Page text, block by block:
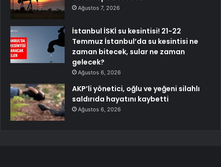
Ağustos 7, 2026
İstanbul İSKİ su kesintisi! 21-22
Temmuz İstanbul’da su kesintisi ne
zaman bitecek, sular ne zaman
gelecek?
Ağustos 6, 2026
AKP’li yönetici, oğlu ve yeğeni silahlı
saldırıda hayatını kaybetti
Ağustos 6, 2026